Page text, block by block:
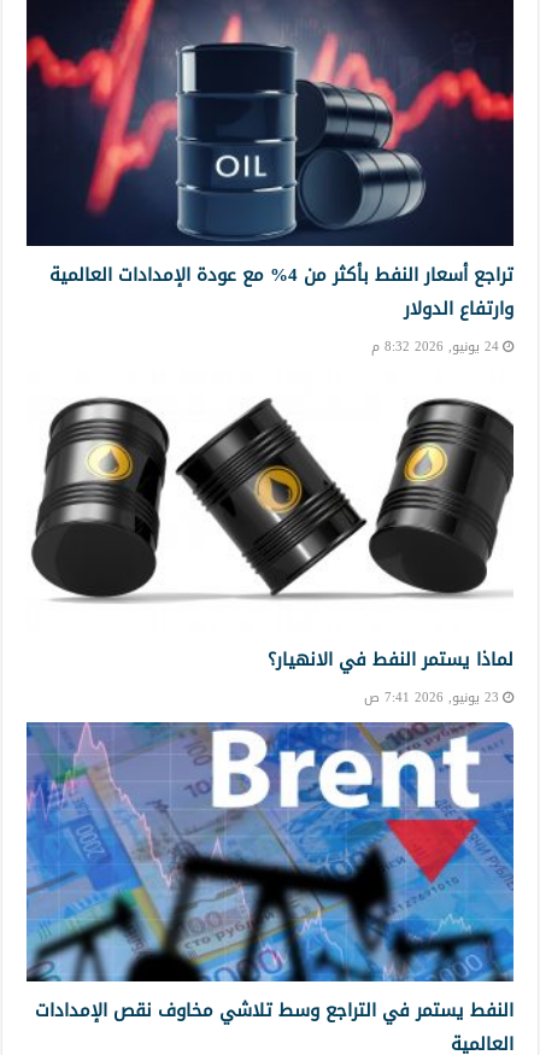
تراجع أسعار النفط بأكثر من 4% مع عودة الإمدادات العالمية
وارتفاع الدولار
24 يونيو, 2026 8:32 م
لماذا يستمر النفط في الانهيار؟
23 يونيو, 2026 7:41 ص
النفط يستمر في التراجع وسط تلاشي مخاوف نقص الإمدادات
العالمية